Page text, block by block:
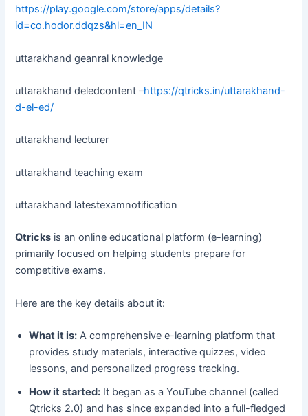
https://play.google.com/store/apps/details?
id=co.hodor.ddqzs&hl=en_IN
uttarakhand geanral knowledge
uttarakhand deledcontent –https://qtricks.in/uttarakhand-
d-el-ed/
uttarakhand lecturer
uttarakhand teaching exam
uttarakhand latestexamnotification
Qtricks is an online educational platform (e-learning)
primarily focused on helping students prepare for
competitive exams.
Here are the key details about it:
What it is: A comprehensive e-learning platform that
provides study materials, interactive quizzes, video
lessons, and personalized progress tracking.
How it started: It began as a YouTube channel (called
Qtricks 2.0) and has since expanded into a full-fledged